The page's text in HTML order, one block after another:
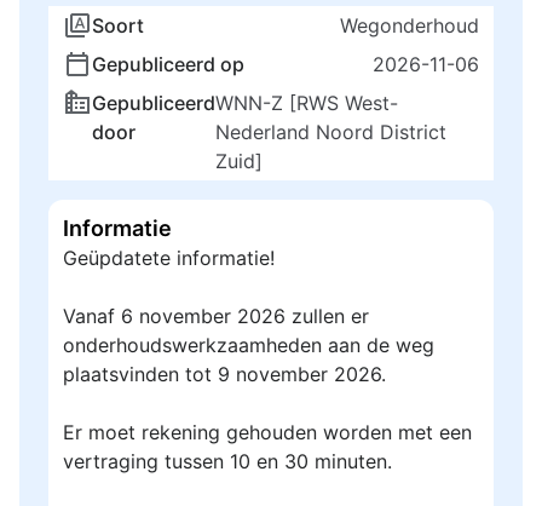
Soort
Wegonderhoud
Gepubliceerd op
2026-11-06
Gepubliceerd
door
WNN-Z [RWS West-
Nederland Noord District
Zuid]
Informatie
Geüpdatete informatie!
Vanaf 6 november 2026 zullen er
onderhoudswerkzaamheden aan de weg
plaatsvinden tot 9 november 2026.
Er moet rekening gehouden worden met een
vertraging tussen 10 en 30 minuten.